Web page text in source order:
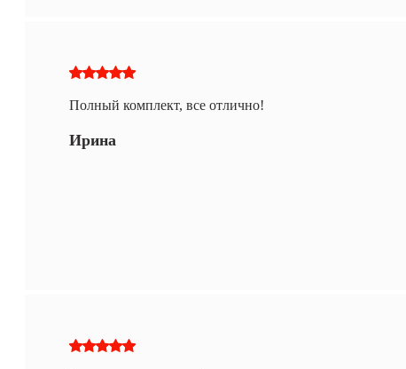
Полный комплект, все отлично!
Ирина